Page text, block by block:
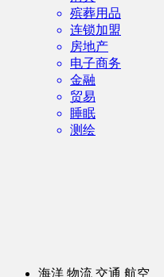
殡葬用品
连锁加盟
房地产
电子商务
金融
贸易
睡眠
测绘
海洋 物流 交通 航空